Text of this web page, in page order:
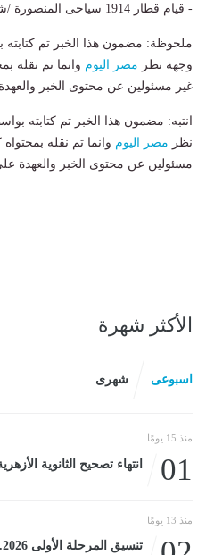
- قيام قطار 1914 سياحى المنصورة /شبرا الخيمة الساعة 6:35.
ملحوظة: مضمون هذا الخبر تم كتابته
وجهة نظر مصر اليوم وانما تم نقله
غير مسئولين عن محتوى الخبر
انتبه: مضمون هذا الخبر تم كتابته
نظر مصر اليوم وانما تم نقله
مسئولين عن محتوى الخبر والعهدة
الأكثر شهرة
اسبوعى شهرى
منذ 15 يومًا
01 انتهاء تصحيح الثانوية
منذ 13 يومًا